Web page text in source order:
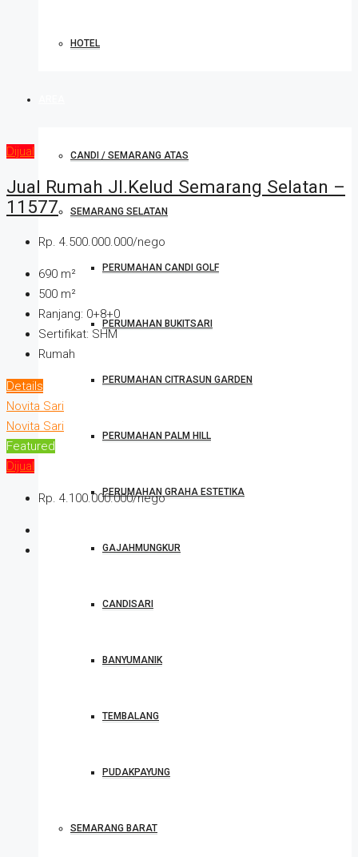
HOTEL
CANDI / SEMARANG ATAS
SEMARANG SELATAN
PERUMAHAN CANDI GOLF
PERUMAHAN BUKITSARI
PERUMAHAN CITRASUN GARDEN
PERUMAHAN PALM HILL
PERUMAHAN GRAHA ESTETIKA
GAJAHMUNGKUR
CANDISARI
BANYUMANIK
TEMBALANG
PUDAKPAYUNG
SEMARANG BARAT
Dijual
Jual Rumah Jl.Kelud Semarang Selatan –
11577
Rp. 4.500.000.000/nego
690 m²
500 m²
Ranjang: 0+8+0
Sertifikat: SHM
Rumah
Details
Novita Sari
Novita Sari
Featured
Dijual
Rp. 4.100.000.000/nego